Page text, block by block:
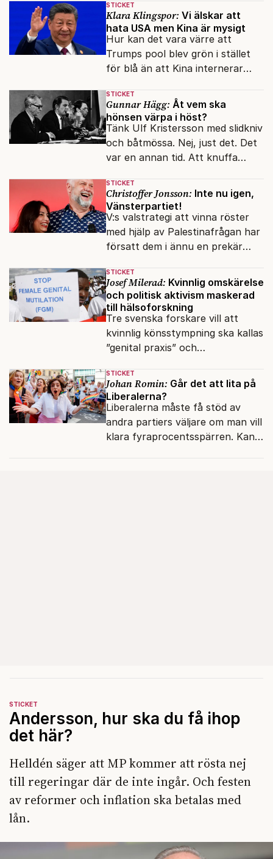
betalas med lån.
STICKET
Klara Klingspor: Vi älskar att
hata USA men Kina är mysigt
Hur kan det vara värre att
Trumps pool blev grön i stället
för blå än att Kina internerar
omskolningsläger?
STICKET
Gunnar Hägg: Åt vem ska
hönsen värpa i höst?
Tänk Ulf Kristersson med slidkniv
och båtmössa. Nej, just det. Det
var en annan tid. Att knuffa
otänkbart.
STICKET
Christoffer Jonsson: Inte nu igen,
Vänsterpartiet!
V:s valstrategi att vinna röster
med hjälp av Palestinafrågan har
försatt dem i ännu en prekär
terrorvurm.
STICKET
Josef Milerad: Kvinnlig omskärelse
och politisk aktivism maskerad
till hälsoforskning
Tre svenska forskare vill att
kvinnlig könsstympning ska kallas
”genital praxis” och
sensationsjournalistik.
STICKET
Johan Romin: Går det att lita på
Liberalerna?
Liberalerna måste få stöd av
andra partiers väljare om man vill
klara fyraprocentsspärren. Kan
STICKET
Andersson, hur ska du få ihop
det här?
Helldén säger att MP kommer att rösta nej
till regeringar där de inte ingår. Och festen
av reformer och inflation ska betalas med
lån.